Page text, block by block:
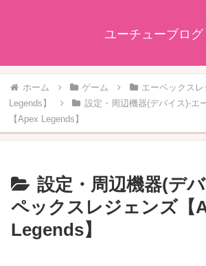
ユーチューブログ
ホーム ゲーム
エーペックス
Legends】
設定・周辺機器(デバイス)-エ
【Apex Legends】
設定・周辺機器(デ
ペックスレジェンズ【
Legends】